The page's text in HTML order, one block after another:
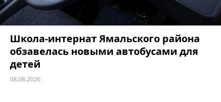
Школа-интернат Ямальского района
обзавелась новыми автобусами для
детей
08.08.2026